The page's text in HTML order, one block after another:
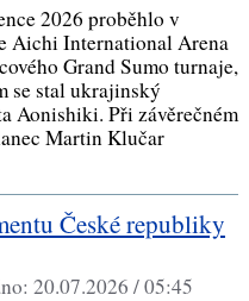
2026 proběhlo v
Aichi International Arena
Grand Sumo turnaje,
se stal ukrajinský
Aonishiki. Při závěrečném
Martin Klučar
České republiky
20.07.2026 / 05:45